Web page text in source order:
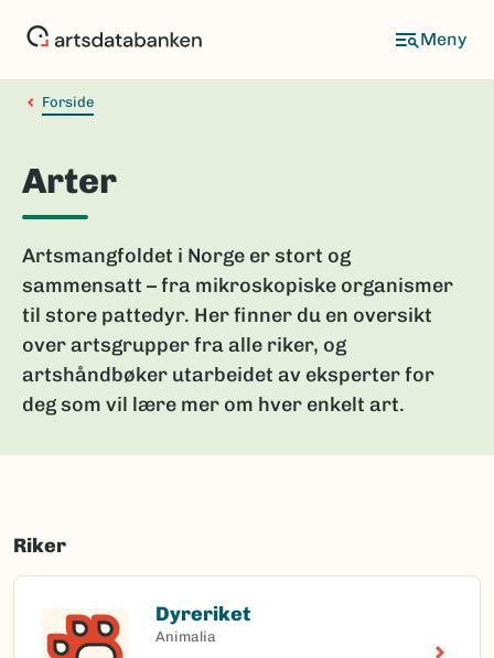
Forside
Arter
Artsmangfoldet i Norge er stort og
sammensatt – fra mikroskopiske organismer
til store pattedyr. Her finner du en oversikt
over artsgrupper fra alle riker, og
artshåndbøker utarbeidet av eksperter for
deg som vil lære mer om hver enkelt art.
Riker
Dyreriket
Animalia